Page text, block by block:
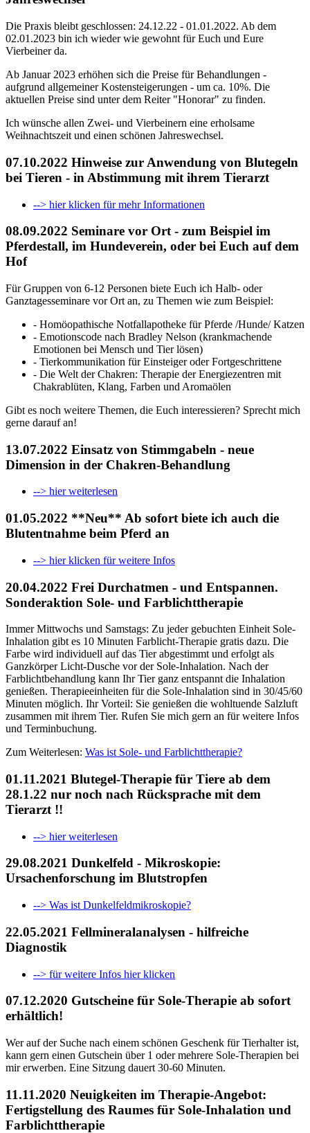
Die Praxis bleibt geschlossen: 24.12.22 - 01.01.2022. Ab dem
02.01.2023 bin ich wieder wie gewohnt für Euch und Eure
Vierbeiner da.
Ab Januar 2023 erhöhen sich die Preise für Behandlungen -
aufgrund allgemeiner Kostensteigerungen - um ca. 10%. Die
aktuellen Preise sind unter dem Reiter "Honorar" zu finden.
Ich wünsche allen Zwei- und Vierbeinern eine erholsame
Weihnachtszeit und einen schönen Jahreswechsel.
07.10.2022 Hinweise zur Anwendung von Blutegeln
bei Tieren - in Abstimmung mit ihrem Tierarzt
--> hier klicken für mehr Informationen
08.09.2022 Seminare vor Ort - zum Beispiel im
Pferdestall, im Hundeverein, oder bei Euch auf dem
Hof
Für Gruppen von 6-12 Personen biete Euch ich Halb- oder
Ganztagesseminare vor Ort an, zu Themen wie zum Beispiel:
- Homöopathische Notfallapotheke für Pferde /Hunde/ Katzen
- Emotionscode nach Bradley Nelson (krankmachende
Emotionen bei Mensch und Tier lösen)
- Tierkommunikation für Einsteiger oder Fortgeschrittene
- Die Welt der Chakren: Therapie der Energiezentren mit
Chakrablüten, Klang, Farben und Aromaölen
Gibt es noch weitere Themen, die Euch interessieren? Sprecht mich
gerne darauf an!
13.07.2022 Einsatz von Stimmgabeln - neue
Dimension in der Chakren-Behandlung
--> hier weiterlesen
01.05.2022 **Neu** Ab sofort biete ich auch die
Blutentnahme beim Pferd an
--> hier klicken für weitere Infos
20.04.2022 Frei Durchatmen - und Entspannen.
Sonderaktion Sole- und Farblichttherapie
Immer Mittwochs und Samstags: Zu jeder gebuchten Einheit Sole-
Inhalation gibt es 10 Minuten Farblicht-Therapie gratis dazu. Die
Farbe wird individuell auf das Tier abgestimmt und erfolgt als
Ganzkörper Licht-Dusche vor der Sole-Inhalation. Nach der
Farblichtbehandlung kann Ihr Tier ganz entspannt die Inhalation
genießen. Therapieeinheiten für die Sole-Inhalation sind in 30/45/60
Minuten möglich. Ihr Vorteil: Sie genießen die wohltuende Salzluft
zusammen mit ihrem Tier. Rufen Sie mich gern an für weitere Infos
und Terminbuchung.
Zum Weiterlesen: Was ist Sole- und Farblichttherapie?
01.11.2021 Blutegel-Therapie für Tiere ab dem
28.1.22 nur noch nach Rücksprache mit dem
Tierarzt !!
--> hier weiterlesen
29.08.2021 Dunkelfeld - Mikroskopie:
Ursachenforschung im Blutstropfen
--> Was ist Dunkelfeldmikroskopie?
22.05.2021 Fellmineralanalysen - hilfreiche
Diagnostik
--> für weitere Infos hier klicken
07.12.2020 Gutscheine für Sole-Therapie ab sofort
erhältlich!
Wer auf der Suche nach einem schönen Geschenk für Tierhalter ist,
kann gern einen Gutschein über 1 oder mehrere Sole-Therapien bei
mir erwerben. Eine Sitzung dauert 30-60 Minuten.
11.11.2020 Neuigkeiten im Therapie-Angebot:
Fertigstellung des Raumes für Sole-Inhalation und
Farblichttherapie